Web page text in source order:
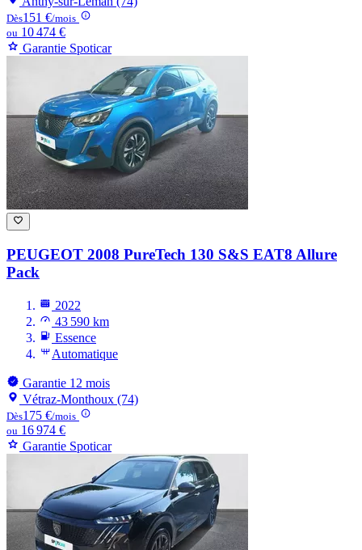
Dès151 €/mois
ou 10 474 €
Garantie Spoticar
PEUGEOT 2008 PureTech 130 S&S EAT8 Allure
Pack
2022
43 590 km
Essence
Automatique
Garantie 12 mois
Vétraz-Monthoux (74)
Dès175 €/mois
ou 16 974 €
Garantie Spoticar